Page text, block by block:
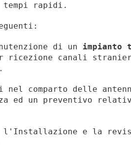
rapidi.
di un impianto
ricezione canali
comparto delle
ed un preventivo
l'Installazione e la